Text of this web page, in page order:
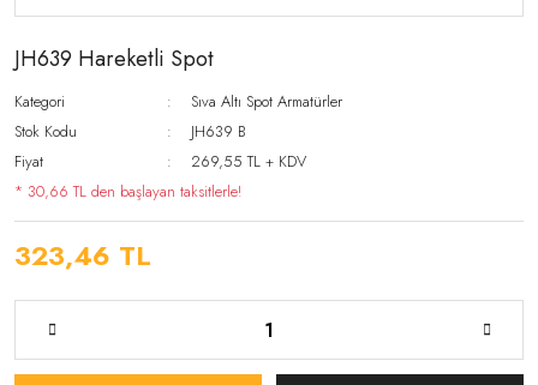
JH639 Hareketli Spot
Kategori
Sıva Altı Spot Armatürler
Stok Kodu
JH639 B
Fiyat
269,55 TL + KDV
* 30,66 TL den başlayan taksitlerle!
323,46 TL